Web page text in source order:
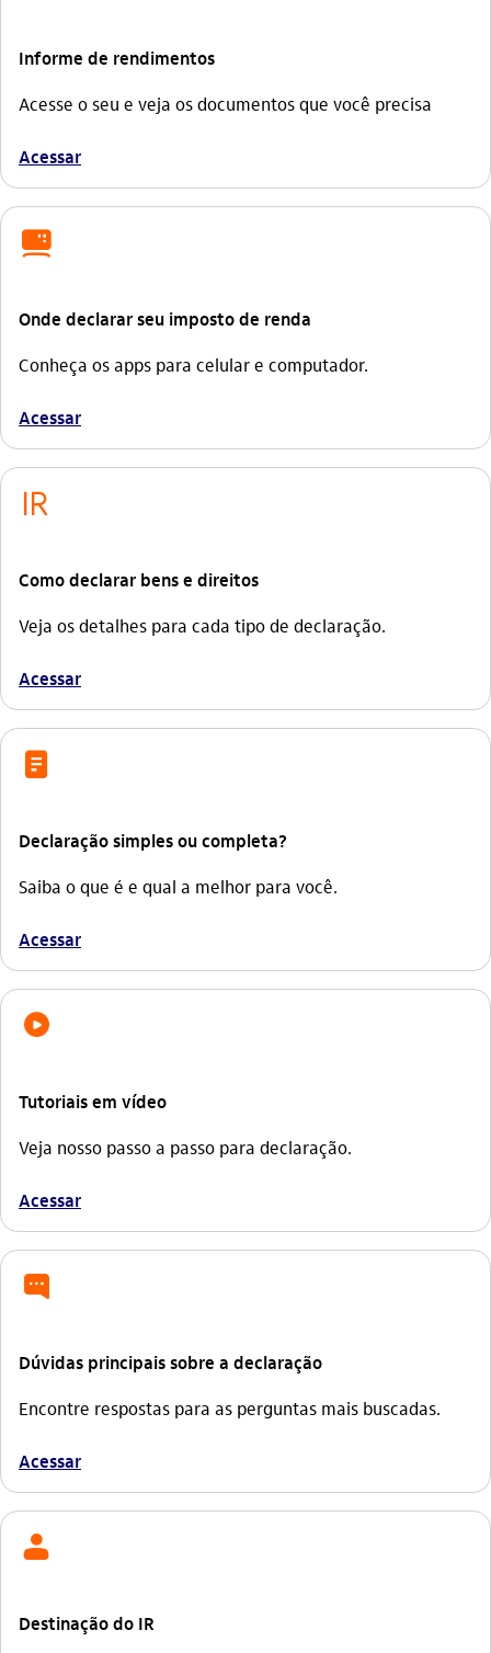
Informe de rendimentos
Acesse o seu e veja os documentos que você precisa
Acessar
computador
Onde declarar seu imposto de renda
Conheça os apps para celular e computador.
Acessar
imposto_de_renda
Como declarar bens e direitos
Veja os detalhes para cada tipo de declaração.
Acessar
documento
Declaração simples ou completa?
Saiba o que é e qual a melhor para você.
Acessar
video
Tutoriais em vídeo
Veja nosso passo a passo para declaração.
Acessar
feedback
Dúvidas principais sobre a declaração
Encontre respostas para as perguntas mais buscadas.
Acessar
usuario
Destinação do IR